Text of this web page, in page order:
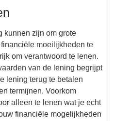
kunnen zijn om grote
moeilijkheden te
om verantwoord te lenen.
van de lening begrijpt
lening terug te betalen
termijnen. Voorkom
alleen te lenen wat je echt
financiële mogelijkheden